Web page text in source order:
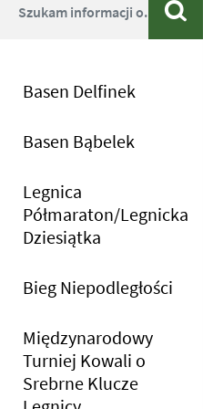
Basen Delfinek
Basen Bąbelek
Legnica
Półmaraton/Legnicka
Dziesiątka
Bieg Niepodległości
Międzynarodowy
Turniej Kowali o
Srebrne Klucze